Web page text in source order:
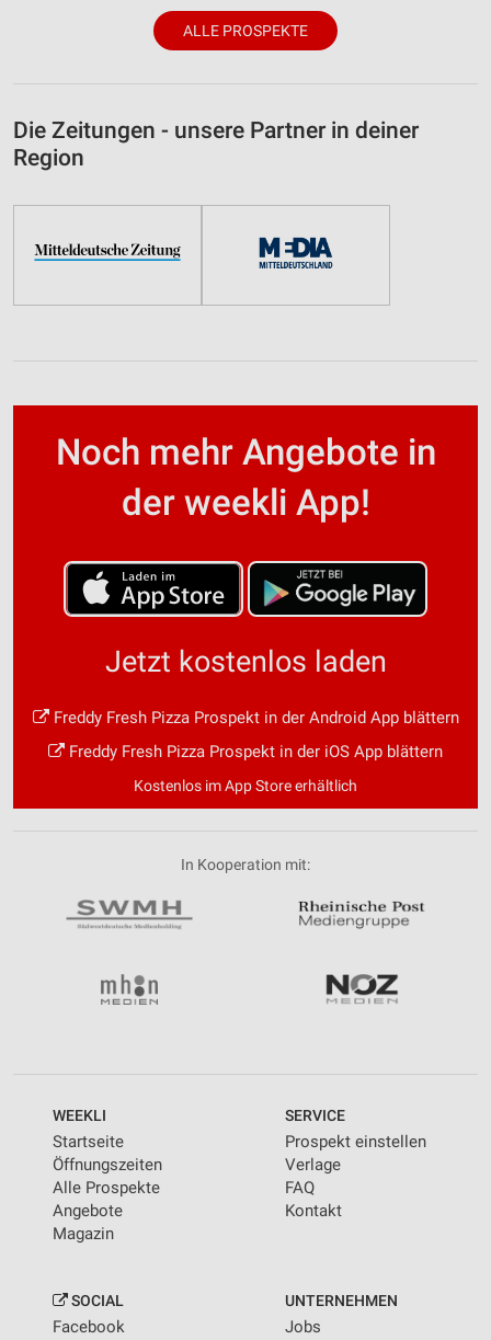
ALLE PROSPEKTE
Die Zeitungen - unsere Partner in deiner
Region
Noch mehr Angebote in
der weekli App!
Jetzt kostenlos laden
Freddy Fresh Pizza Prospekt in der Android App blättern
Freddy Fresh Pizza Prospekt in der iOS App blättern
Kostenlos im App Store erhältlich
In Kooperation mit:
WEEKLI
Startseite
Öffnungszeiten
Alle Prospekte
Angebote
Magazin
SERVICE
Prospekt einstellen
Verlage
FAQ
Kontakt
SOCIAL
Facebook
UNTERNEHMEN
Jobs